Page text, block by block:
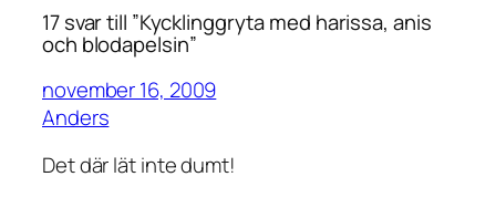
17 svar till ”Kycklinggryta med harissa, anis
och blodapelsin”
november 16, 2009
Anders
Det där lät inte dumt!